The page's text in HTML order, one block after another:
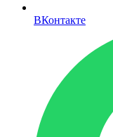
ВКонтакте